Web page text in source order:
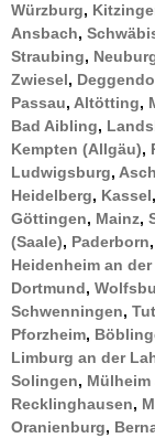
Würzburg,
Ansbach,
Straubing,
Zwiesel,
Passau, Altötting,
Bad Aibling,
Kempten (Allgäu),
Ludwigsburg,
Heidelberg, Kassel,
Göttingen, Mainz,
(Saale), Paderborn,
Heidenheim an der
Dortmund,
Schwenningen,
Pforzheim,
Limburg an der
Solingen, Mülheim
Recklinghausen,
Oranienburg,